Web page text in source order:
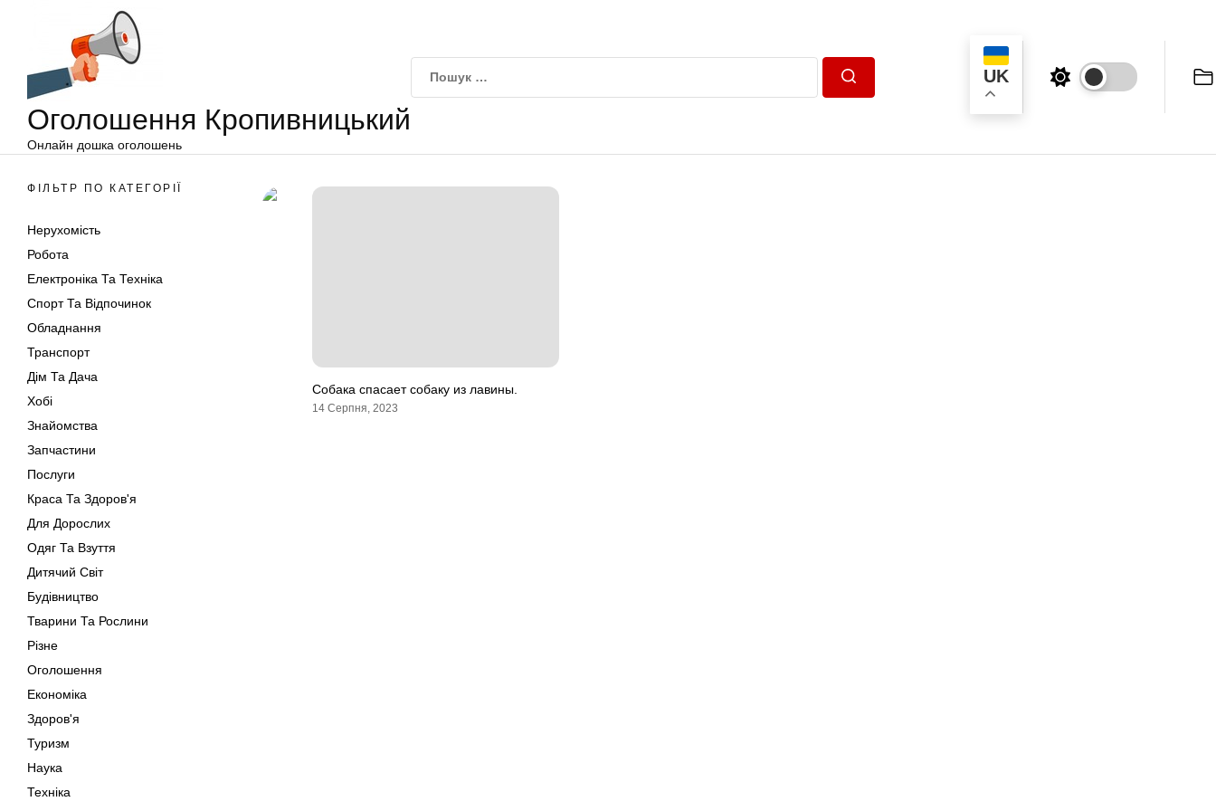
Оголошення Кропивницький
Онлайн дошка оголошень
UK
ФІЛЬТР ПО КАТЕГОРІЇ
Нерухомість
Робота
Електроніка Та Техніка
Спорт Та Відпочинок
Обладнання
Транспорт
Дім Та Дача
Хобі
Знайомства
Запчастини
Послуги
Краса Та Здоров'я
Для Дорослих
Одяг Та Взуття
Дитячий Світ
Будівництво
Тварини Та Рослини
Різне
Оголошення
Економіка
Здоров'я
Туризм
Наука
Техніка
Собака спасает собаку из лавины.
14 Серпня, 2023